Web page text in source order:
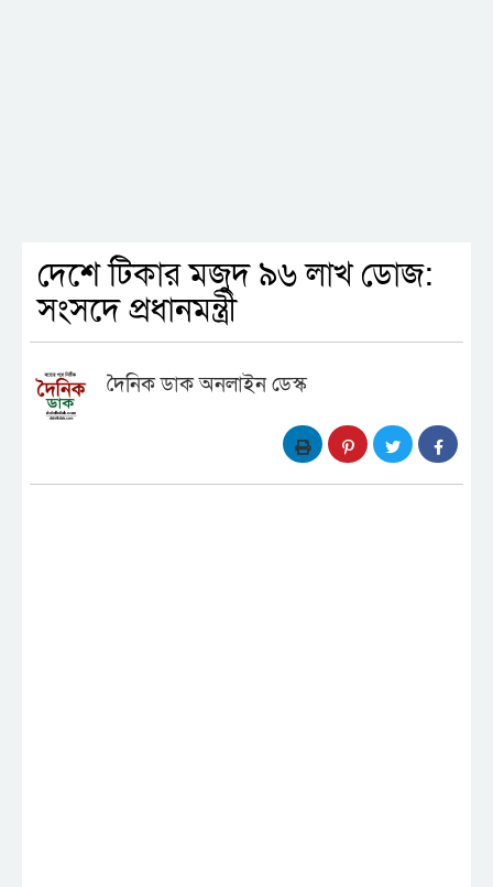
দেশে টিকার মজুদ ৯৬ লাখ ডোজ:
সংসদে প্রধানমন্ত্রী
দৈনিক ডাক অনলাইন ডেস্ক